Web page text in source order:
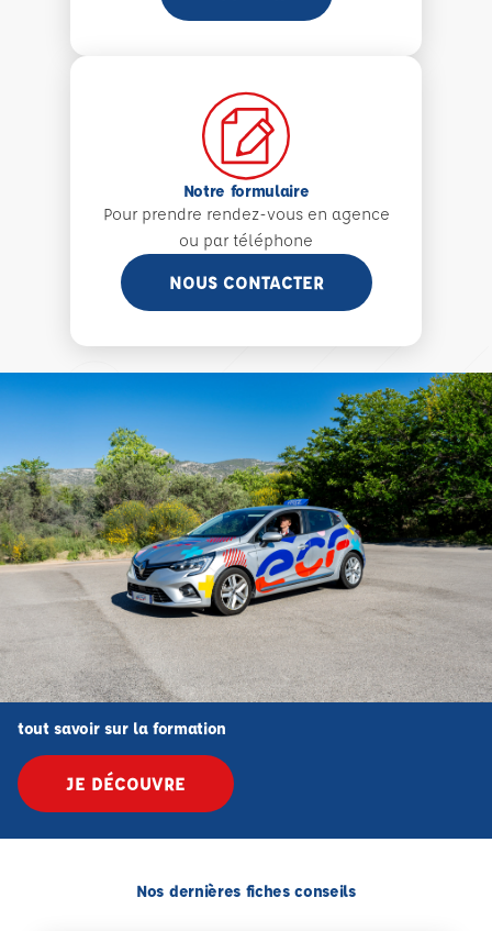
Notre formulaire
Pour prendre rendez-vous en agence
ou par téléphone
NOUS CONTACTER
tout savoir sur la formation
JE DÉCOUVRE
Nos dernières fiches conseils